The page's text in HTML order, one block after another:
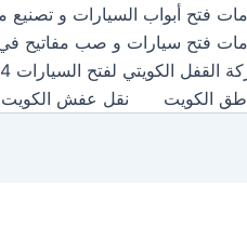
فتح أبواب السيارات و تصنيع مفاتيح
فتح سيارات و صب مفاتيح في
القفل الكويتي لفتح السيارات 50525224
الكويت
نقل عفش الكويت